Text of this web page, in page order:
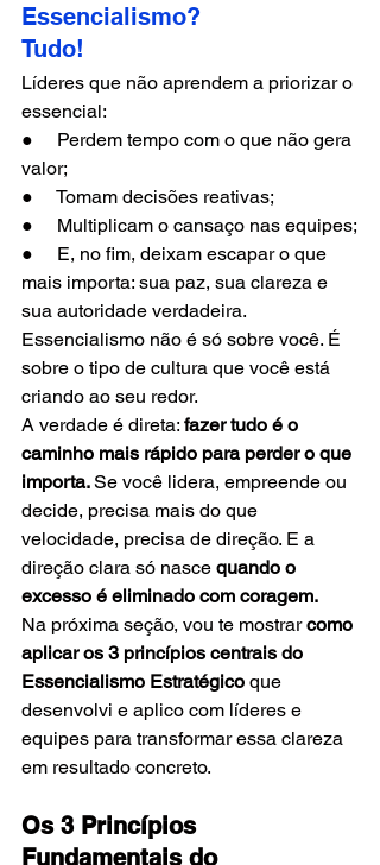
Essencialismo?
Tudo!
Líderes que não aprendem a priorizar o
essencial:
●     Perdem tempo com o que não gera
valor;
●     Tomam decisões reativas;
●     Multiplicam o cansaço nas equipes;
●     E, no fim, deixam escapar o que
mais importa: sua paz, sua clareza e
sua autoridade verdadeira.
Essencialismo não é só sobre você. É
sobre o tipo de cultura que você está
criando ao seu redor.
A verdade é direta: fazer tudo é o
caminho mais rápido para perder o que
importa. Se você lidera, empreende ou
decide, precisa mais do que
velocidade, precisa de direção. E a
direção clara só nasce quando o
excesso é eliminado com coragem.
Na próxima seção, vou te mostrar como
aplicar os 3 princípios centrais do
Essencialismo Estratégico que
desenvolvi e aplico com líderes e
equipes para transformar essa clareza
em resultado concreto.
Os 3 Princípios
Fundamentais do